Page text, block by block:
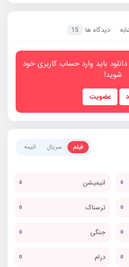
دیدگاه ها 15
باید وارد حساب کاربری خود
شوید!
عضویت
فیلم سریال انیمه
0 انیمیشن 0
0 ترسناک 0
0 جنگی 0
0 درام 0